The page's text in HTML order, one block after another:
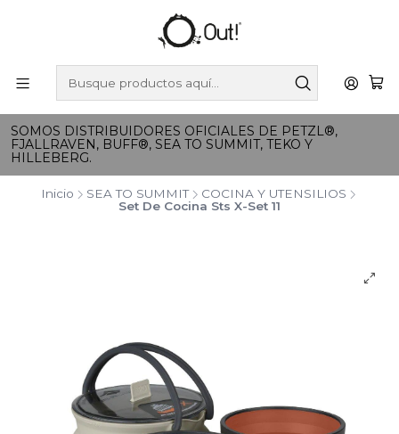
SOMOS DISTRIBUIDORES OFICIALES DE PETZL®,
FJALLRAVEN, BUFF®, SEA TO SUMMIT, TEKO Y
HILLEBERG.
Inicio SEA TO SUMMIT
COCINA Y UTENSILIOS
Set De Cocina Sts X-Set 11